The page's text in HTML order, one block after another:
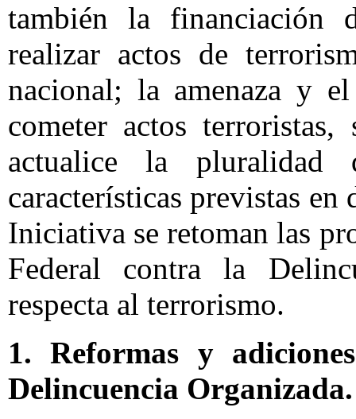
también la financiación
realizar actos de
nacional; la amenaza y
cometer actos
actualice la pluralidad
características previstas
Iniciativa se retoman las
Federal contra la
respecta al terrorismo.
1. Reformas y
Delincuencia Organizada.